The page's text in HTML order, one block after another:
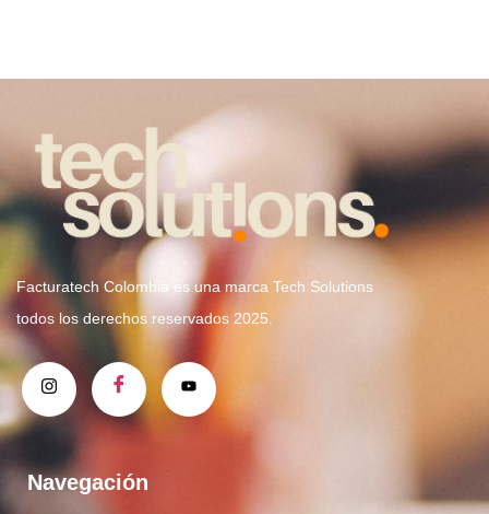
Facturatech Colombia es una marca Tech Solutions
todos los derechos reservados 2025.
Navegación